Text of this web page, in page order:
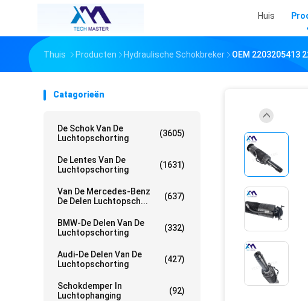
Huis
Thuis Producten Hydraulische Schokbreker OEM 2203205413
Catagorieën
De Schok Van De
Luchtopschorting
(3605)
De Lentes Van De
Luchtopschorting
(1631)
Van De Mercedes-Benz
De Delen Luchtopsch...
(637)
BMW-De Delen Van De
Luchtopschorting
(332)
Audi-De Delen Van De
Luchtopschorting
(427)
Schokdemper In
Luchtophanging
(92)